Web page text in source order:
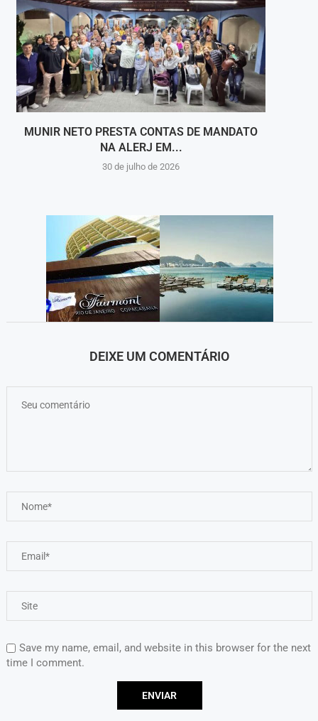
MUNIR NETO PRESTA CONTAS DE MANDATO
NA ALERJ EM...
30 de julho de 2026
DEIXE UM COMENTÁRIO
Save my name, email, and website in this browser for the next
time I comment.